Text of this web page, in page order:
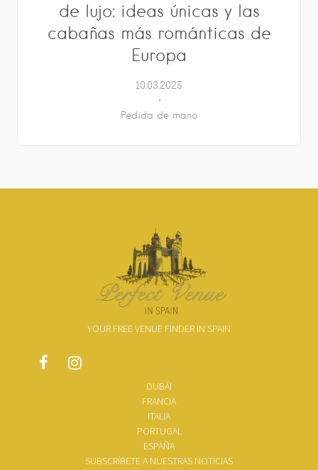
de lujo: ideas únicas y las
cabañas más románticas de
Europa
10.03.2025
Pedida de mano
YOUR FREE VENUE FINDER IN SPAIN
DUBÁI
FRANCIA
ITALIA
PORTUGAL
ESPAÑA
SUBSCRÍBETE A NUESTRAS NOTICIAS